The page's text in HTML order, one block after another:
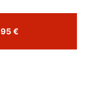
Comprar por 44,95 €